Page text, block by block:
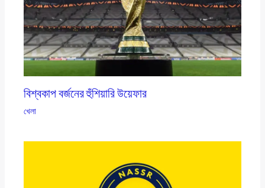
বিশ্বকাপ বর্জনের হুঁশিয়ারি উয়েফার
খেলা